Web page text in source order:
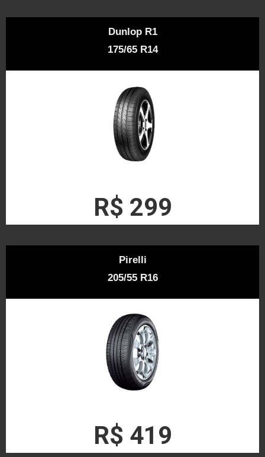
Dunlop R1
175/65 R14
R$ 299
Pirelli
205/55 R16
R$ 419